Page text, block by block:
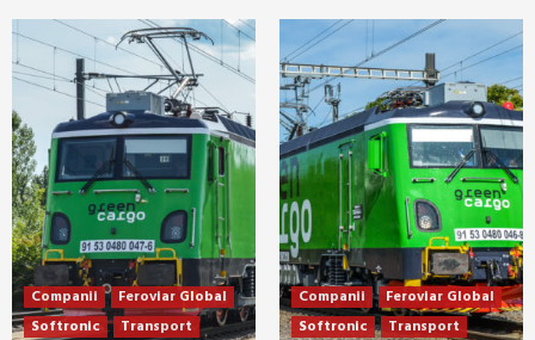
Companii
Feroviar Global
Softronic
Transport
Companii
Feroviar Global
Softronic
Transport